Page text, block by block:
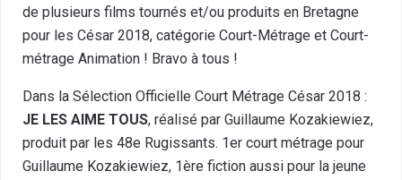
de plusieurs films tournés et/ou produits en Bretagne
pour les César 2018, catégorie Court-Métrage et Court-
métrage Animation ! Bravo à tous !
Dans la Sélection Officielle Court Métrage César 2018 :
JE LES AIME TOUS, réalisé par Guillaume Kozakiewiez,
produit par les 48e Rugissants. 1er court métrage pour
Guillaume Kozakiewiez, 1ère fiction aussi pour la jeune